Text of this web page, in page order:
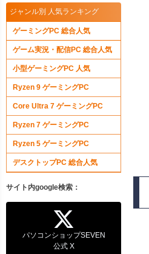
ジャンル別 人気ランキング
ゲーミングPC 総合人気
ゲーム実況・配信PC 総合人気
小型ゲーミングPC 人気
Ryzen 9 ゲーミングPC
Core Ultra 7 ゲーミングPC
Ryzen 7 ゲーミングPC
Ryzen 5 ゲーミングPC
デスクトップPC 総合人気
サイト内google検索：
パソコンショップSEVEN
公式 X